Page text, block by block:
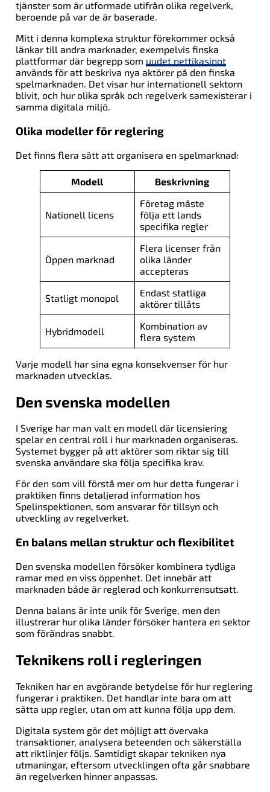
tjänster som är utformade utifrån olika regelverk,
beroende på var de är baserade.
Mitt i denna komplexa struktur förekommer också
länkar till andra marknader, exempelvis finska
plattformar där begrepp som uudet nettikasinot
används för att beskriva nya aktörer på den finska
spelmarknaden. Det visar hur internationell sektorn
blivit, och hur olika språk och regelverk samexisterar i
samma digitala miljö.
Olika modeller för reglering
Det finns flera sätt att organisera en spelmarknad:
Modell Beskrivning
Nationell licens
Företag måste
följa ett lands
specifika regler
Öppen marknad
Flera licenser från
olika länder
accepteras
Statligt monopol
Endast statliga
aktörer tillåts
Hybridmodell
Kombination av
flera system
Varje modell har sina egna konsekvenser för hur
marknaden utvecklas.
Den svenska modellen
I Sverige har man valt en modell där licensiering
spelar en central roll i hur marknaden organiseras.
Systemet bygger på att aktörer som riktar sig till
svenska användare ska följa specifika krav.
För den som vill förstå mer om hur detta fungerar i
praktiken finns detaljerad information hos
Spelinspektionen, som ansvarar för tillsyn och
utveckling av regelverket.
En balans mellan struktur och flexibilitet
Den svenska modellen försöker kombinera tydliga
ramar med en viss öppenhet. Det innebär att
marknaden både är reglerad och konkurrensutsatt.
Denna balans är inte unik för Sverige, men den
illustrerar hur olika länder försöker hantera en sektor
som förändras snabbt.
Teknikens roll i regleringen
Tekniken har en avgörande betydelse för hur reglering
fungerar i praktiken. Det handlar inte bara om att
sätta upp regler, utan om att kunna följa upp dem.
Digitala system gör det möjligt att övervaka
transaktioner, analysera beteenden och säkerställa
att riktlinjer följs. Samtidigt skapar tekniken nya
utmaningar, eftersom utvecklingen ofta går snabbare
än regelverken hinner anpassas.